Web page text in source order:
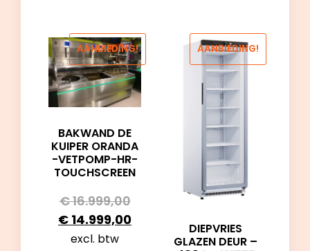
AANBIEDING!
BAKWAND DE
KUIPER ORANDA
-VETPOMP-HR-
TOUCHSCREEN
€16.999,00
€ 14.999,00
excl. btw
AANBIEDING!
DIEPVRIES
GLAZEN DEUR –